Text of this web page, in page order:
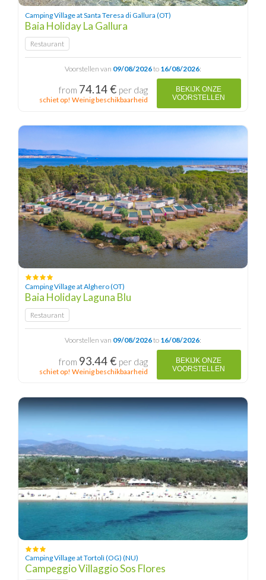
Camping Village at Santa Teresa di Gallura (OT)
Baia Holiday La Gallura
Restaurant
Voorstellen van 09/08/2026to 16/08/2026:
from 74.14 € per dag
schiet op! Weinig beschikbaarheid
BEKIJK ONZE
VOORSTELLEN
Camping Village at Alghero (OT)
Baia Holiday Laguna Blu
Restaurant
Voorstellen van 09/08/2026to 16/08/2026:
from 93.44 € per dag
schiet op! Weinig beschikbaarheid
BEKIJK ONZE
VOORSTELLEN
Camping Village at Tortolì (OG) (NU)
Campeggio Villaggio Sos Flores